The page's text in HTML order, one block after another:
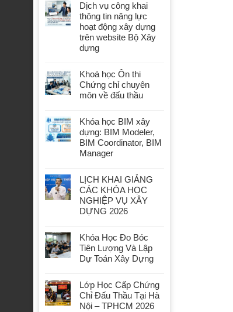
Dịch vụ công khai
thông tin năng lực
hoạt động xây dựng
trên website Bộ Xây
dựng
Khoá học Ôn thi
Chứng chỉ chuyên
môn về đấu thầu
Khóa học BIM xây
dựng: BIM Modeler,
BIM Coordinator, BIM
Manager
LỊCH KHAI GIẢNG
CÁC KHÓA HỌC
NGHIỆP VỤ XÂY
DỰNG 2026
Khóa Học Đo Bóc
Tiên Lượng Và Lập
Dự Toán Xây Dựng
Lớp Học Cấp Chứng
Chỉ Đấu Thầu Tại Hà
Nội – TPHCM 2026